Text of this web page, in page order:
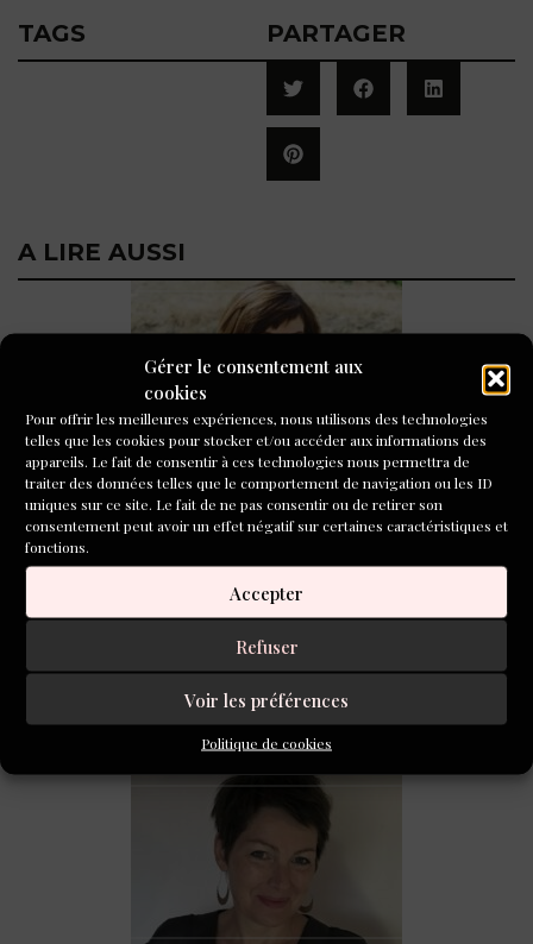
Gérer le consentement aux
cookies
Pour offrir les meilleures expériences, nous utilisons des technologies
telles que les cookies pour stocker et/ou accéder aux informations des
appareils. Le fait de consentir à ces technologies nous permettra de
traiter des données telles que le comportement de navigation ou les ID
uniques sur ce site. Le fait de ne pas consentir ou de retirer son
consentement peut avoir un effet négatif sur certaines caractéristiques et
fonctions.
Accepter
Refuser
Voir les préférences
Politique de cookies
TAGS PARTAGER
A LIRE AUSSI
La fabrique d’écriture : rencontre avec Maryline
Desbiolles le 23 septembre 2026
Marianne Jaeglé : L’École du roman, deux ans pour
écrire !